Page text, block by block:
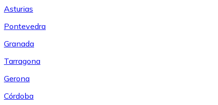
Asturias
Pontevedra
Granada
Tarragona
Gerona
Córdoba